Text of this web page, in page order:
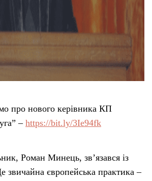
про нового керівника КП
– https://bit.ly/3Ie94fk
Роман Минець, зв’язався із
європейська практика –